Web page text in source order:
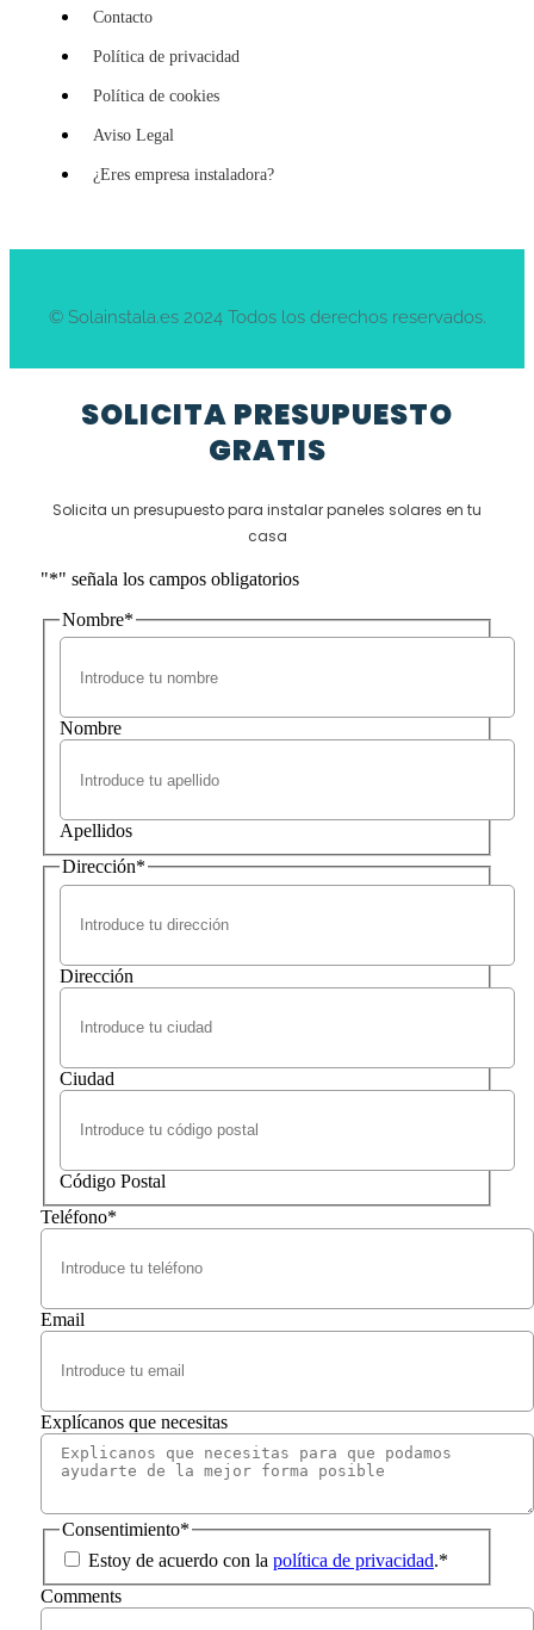
Contacto
Política de privacidad
Política de cookies
Aviso Legal
¿Eres empresa instaladora?
© Solainstala.es 2024 Todos los derechos reservados.
SOLICITA PRESUPUESTO
GRATIS
Solicita un presupuesto para instalar paneles solares en tu
casa
"*" señala los campos obligatorios
Nombre*
Nombre
Apellidos
Dirección*
Dirección
Ciudad
Código Postal
Teléfono*
Email
Explícanos que necesitas
Consentimiento*
Estoy de acuerdo con la política de privacidad.*
Comments